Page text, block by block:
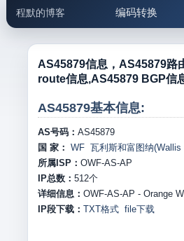
程默的博客 编码转换
邮件工具 生活便民
5.1支付宝大红
AS45879信息，AS45879路
route信息,AS45879 BGP信
AS45879基本信息:
AS号码： AS45879
国 家： WF 瓦利斯和富图纳(Wallis
所属ISP： OWF-AS-AP
IP总数： 512个
详细信息： OWF-AS-AP - Orange
IP段下载： TXT格式 file下载